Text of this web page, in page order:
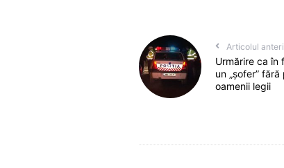
Articolul
Urmărire ca în
un „șofer”
oamenii legii